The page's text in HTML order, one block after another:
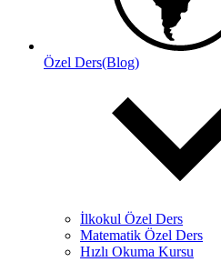
Özel Ders(Blog)
İlkokul Özel Ders
Matematik Özel Ders
Hızlı Okuma Kursu